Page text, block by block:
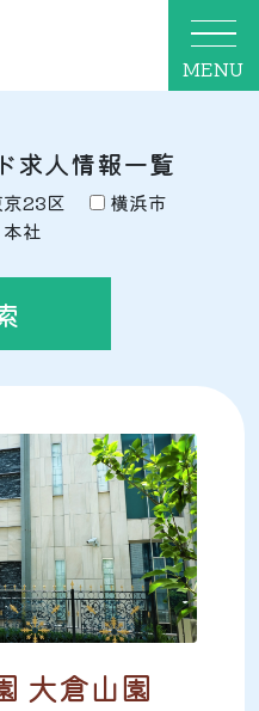
MENU
求人情報一覧
23区
横浜市
本社
大倉山園